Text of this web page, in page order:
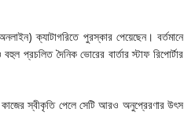
ক্যাটাগরিতে পুরস্কার পেয়েছেন। বর্তমানে
প্রচলিত দৈনিক ভোরের বার্তার স্টাফ রিপোর্টার
স্বীকৃতি পেলে সেটি আরও অনুপ্রেরণার উৎস